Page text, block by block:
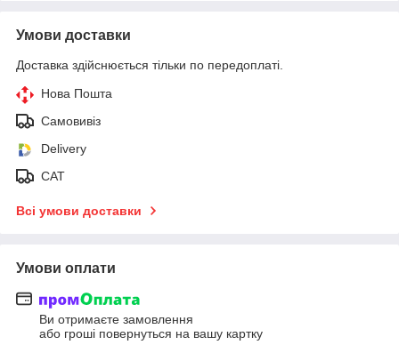
Умови доставки
Доставка здійснюється тільки по передоплаті.
Нова Пошта
Самовивіз
Delivery
САТ
Всі умови доставки
Умови оплати
Ви отримаєте замовлення
або гроші повернуться на вашу картку